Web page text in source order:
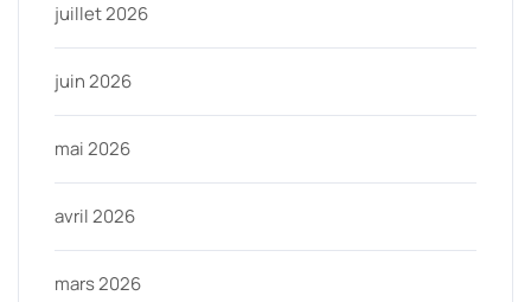
juillet 2026
juin 2026
mai 2026
avril 2026
mars 2026